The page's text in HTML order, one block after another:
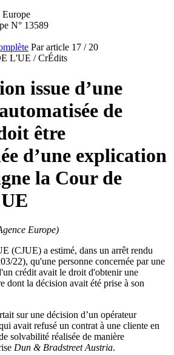
N° 13589
Par article 17 / 20
L'UE / CrÉdits
issue d’une
de
être
d’une explication
la Cour de
Europe)
(CJUE) a estimé, dans un arrêt rendu
22), qu'une personne concernée par une
crédit avait le droit d'obtenir une
dont la décision avait été prise à son
sur une décision d’un opérateur
avait refusé un contrat à une cliente en
solvabilité réalisée de manière
Dun & Bradstreet Austria.